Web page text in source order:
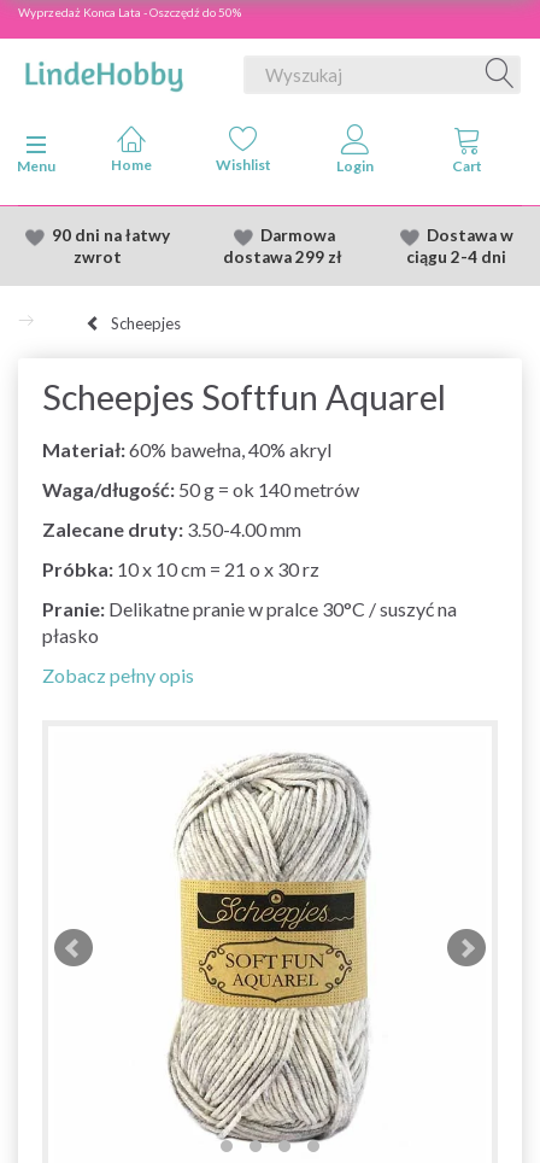
Wyprzedaż Konca Lata - Oszczędź do 50%
Przełącz nawigację
Menu
90 dni na łatwy
zwrot
Darmowa
dostawa299 zł
Dostawaw
ciągu 2-4 dni
Scheepjes
Scheepjes Softfun Aquarel
Materiał:60% bawełna, 40% akryl
Waga/długość: 50 g = ok 140 metrów
Zalecane druty: 3.50-4.00 mm
Próbka: 10 x 10 cm = 21 o x 30 rz
Pranie: Delikatne pranie w pralce 30°C / suszyć na
płasko
Zobacz pełny opis